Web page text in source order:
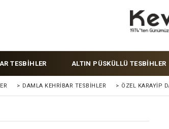
TESBİHLER ALTIN PÜSKÜLLÜ TESBİHLER
> DAMLA KEHRİBAR TESBİHLER > ÖZEL KARAYIP